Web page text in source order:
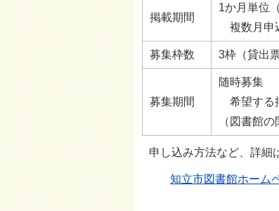
掲載期間
1か月単位
複数月申
募集枠数 3枠（貸出
募集期間
随時募集
希望する
（図書館
申し込み方法など、詳細
知立市図書館ホーム